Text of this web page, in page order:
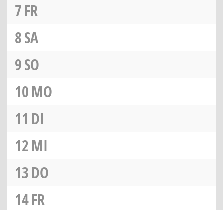
7FR
8SA
9SO
10MO
11 DI
12MI
13DO
14FR